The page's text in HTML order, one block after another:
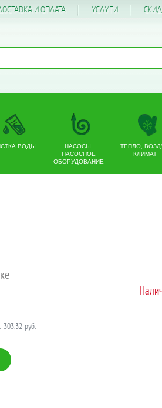
И ОПЛАТА УСЛУГИ
ВОДЫ
НАСОСЫ,
НАСОСНОЕ
ОБОРУДОВАНИЕ
ТЕПЛО,
КЛИМАТ
303.32 руб.